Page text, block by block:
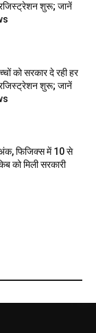
शुरू; जानें
को सरकार दे रही हर
शुरू; जानें
फिजिक्स में 10 से
को मिली सरकारी